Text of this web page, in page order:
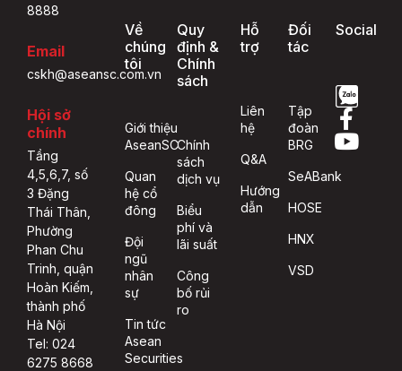
8888
Email
cskh@aseansc.com.vn
Hội sở
chính
Tầng
4,5,6,7, số
3 Đặng
Thái Thân,
Phường
Phan Chu
Trinh, quận
Hoàn Kiếm,
thành phố
Hà Nội
Tel: 024
6275 8668
Về
chúng
tôi
Giới thiệu
AseanSC
Quan
hệ cổ
đông
Đội
ngũ
nhân
sự
Tin tức
Asean
Securities
Quy
định &
Chính
sách
Chính
sách
dịch vụ
Biểu
phí và
lãi suất
Công
bố rủi
ro
Hỗ
trợ
Liên
hệ
Q&A
Hướng
dẫn
Đối
tác
Tập
đoàn
BRG
SeABank
HOSE
HNX
VSD
Social